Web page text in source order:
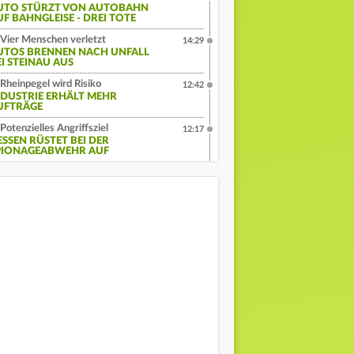
STÜRZT VON AUTOBAHN
BAHNGLEISE - DREI TOTE
Vier Menschen verletzt
BRENNEN NACH UNFALL
STEINAU AUS
14:29
Rheinpegel wird Risiko
ERHÄLT MEHR
12:42
Potenzielles Angriffsziel
RÜSTET BEI DER
AUF
12:17